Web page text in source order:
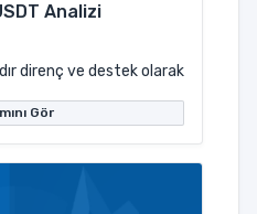
Analizi
direnç ve destek olarak çalışmış
Gör